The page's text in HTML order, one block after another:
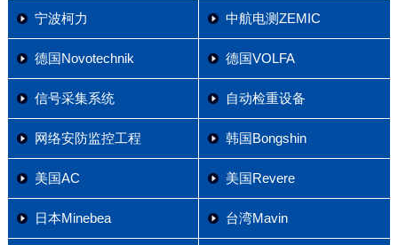
宁波柯力 中航电测ZEMIC
德国Novotechnik 德国VOLFA
信号采集系统 自动检重设备
网络安防监控工程 韩国Bongshin
美国AC 美国Revere
日本Minebea 台湾Mavin